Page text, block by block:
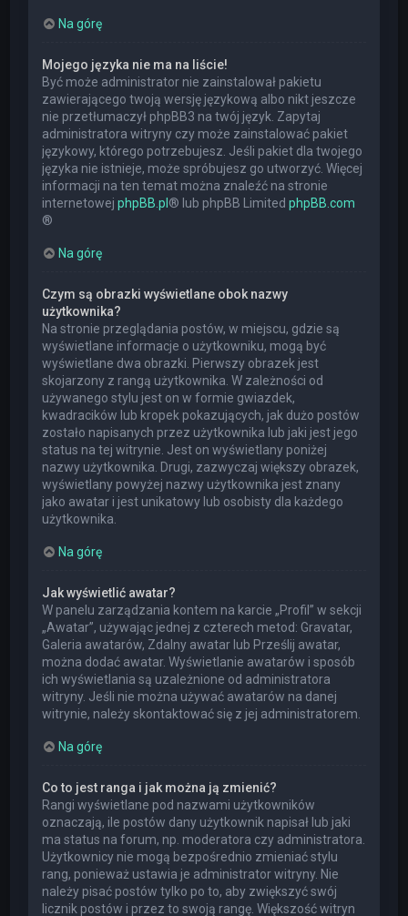
Na górę
Mojego języka nie ma na liście!
Być może administrator nie zainstalował pakietu
zawierającego twoją wersję językową albo nikt jeszcze
nie przetłumaczył phpBB3 na twój język. Zapytaj
administratora witryny czy może zainstalować pakiet
językowy, którego potrzebujesz. Jeśli pakiet dla twojego
języka nie istnieje, może spróbujesz go utworzyć. Więcej
informacji na ten temat można znaleźć na stronie
internetowejphpBB.pl ® lub phpBB LimitedphpBB.com
®
Na górę
Czym są obrazki wyświetlane obok nazwy
użytkownika?
Na stronie przeglądania postów, w miejscu, gdzie są
wyświetlane informacje o użytkowniku, mogą być
wyświetlane dwa obrazki. Pierwszy obrazek jest
skojarzony z rangą użytkownika. W zależności od
używanego stylu jest on w formie gwiazdek,
kwadracików lub kropek pokazujących, jak dużo postów
zostało napisanych przez użytkownika lub jaki jest jego
status na tej witrynie. Jest on wyświetlany poniżej
nazwy użytkownika. Drugi, zazwyczaj większy obrazek,
wyświetlany powyżej nazwy użytkownika jest znany
jako awatar i jest unikatowy lub osobisty dla każdego
użytkownika.
Na górę
Jak wyświetlić awatar?
W panelu zarządzania kontem na karcie „Profil” w sekcji
„Awatar”, używając jednej z czterech metod: Gravatar,
Galeria awatarów, Zdalny awatar lub Prześlij awatar,
można dodać awatar. Wyświetlanie awatarów i sposób
ich wyświetlania są uzależnione od administratora
witryny. Jeśli nie można używać awatarów na danej
witrynie, należy skontaktować się z jej administratorem.
Na górę
Co to jest ranga i jak można ją zmienić?
Rangi wyświetlane pod nazwami użytkowników
oznaczają, ile postów dany użytkownik napisał lub jaki
ma status na forum, np. moderatora czy administratora.
Użytkownicy nie mogą bezpośrednio zmieniać stylu
rang, ponieważ ustawia je administrator witryny. Nie
należy pisać postów tylko po to, aby zwiększyć swój
licznik postów i przez to swoją rangę. Większość witryn